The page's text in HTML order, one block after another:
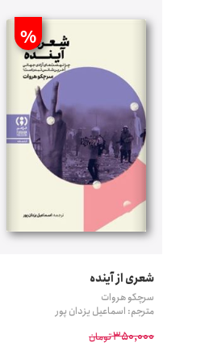
%
شعری از آینده
سرچکو هروات
مترجم: اسماعیل یزدان پور
350,000تومان